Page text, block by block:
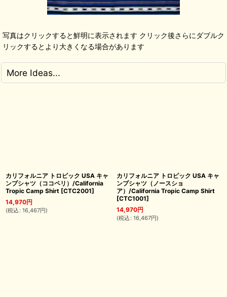
写真はクリックすると鮮明に表示されます クリック後さらにダブルク
リックするとより大きくなる場合があります
More Ideas...
カリフォルニア トロピック USA キャ
ンプシャツ（ココペリ）/California
Tropic Camp Shirt [CTC2001]
14,970円
(税込 : 16,467円)
カリフォルニア トロピック USA キャ
ンプシャツ（ノースショ
ア）/California Tropic Camp Shirt
[CTC1001]
14,970円
(税込 : 16,467円)